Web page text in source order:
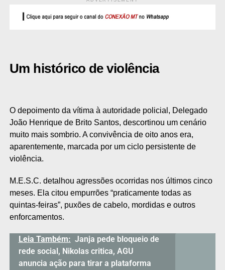
Um histórico de violência
O depoimento da vítima à autoridade policial, Delegado
João Henrique de Brito Santos, descortinou um cenário
muito mais sombrio. A convivência de oito anos era,
aparentemente, marcada por um ciclo persistente de
violência.
M.E.S.C. detalhou agressões ocorridas nos últimos cinco
meses. Ela citou empurrões “praticamente todas as
quintas-feiras”, puxões de cabelo, mordidas e outros
enforcamentos.
Leia Também: Janja pede bloqueio de
rede social, Nikolas critica, AGU
anuncia ação para tirar a plataforma